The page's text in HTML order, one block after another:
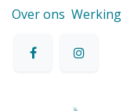
Over ons Werking